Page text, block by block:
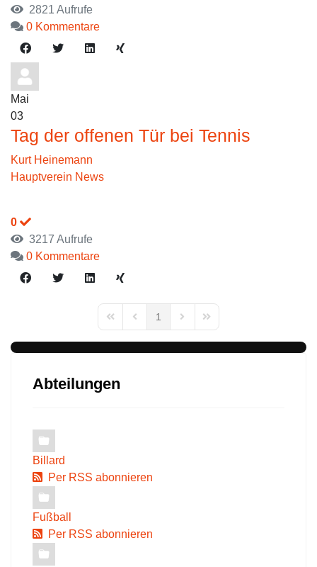
2821 Aufrufe
0 Kommentare
Mai
03
Tag der offenen Tür bei Tennis
Kurt Heinemann
Hauptverein News
0
3217 Aufrufe
0 Kommentare
First PagePrevious Page
1
Next PageLast Page
Abteilungen
Billard
Per RSS abonnieren
Fußball
Per RSS abonnieren